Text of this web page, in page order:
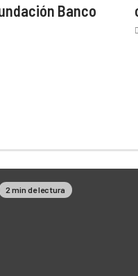
Banco
2 min de lectura